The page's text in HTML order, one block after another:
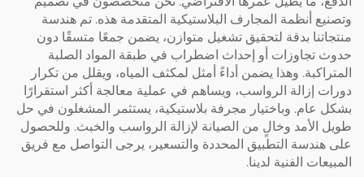
وتصنيع أنظمة المجارف البلاستيكية المتقدمة هذه. تم هندسة
منتجاتنا بدقة لتحقيق تشغيل متوازن، يضمن جمعًا متسقًا دون
حدوث تجاوزات أو إحداث اضطراب في طبقة المواد الصلبة
المتراكبة. وهذا يضمن أداءً أمثل لمكثف المياه، ويقلل من تكرار
دورات إزالة الرواسب، ويساهم في عملية معالجة أكثر استقرارًا
بشكل عام. وباختيار مجرفة بلاستيكية، يستثمر المشغلون في حل
طويل الأمد وخالٍ من الصيانة لإزالة الرواسب والخبث. وللحصول
على هندسة التطبيق المحددة والتسعير، يرجى التواصل مع فريق
المبيعات الفنية لدينا.